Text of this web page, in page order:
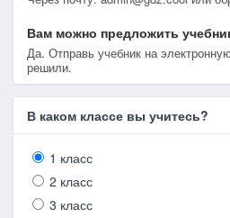
Вам можно предложить
Да. Отправь учебник на
решили.
В каком классе вы учитесь?
1 класс
2 класс
3 класс